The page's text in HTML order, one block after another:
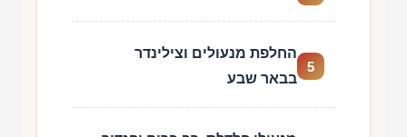
5
החלפת מנעולים וצילינדר
בבאר שבע